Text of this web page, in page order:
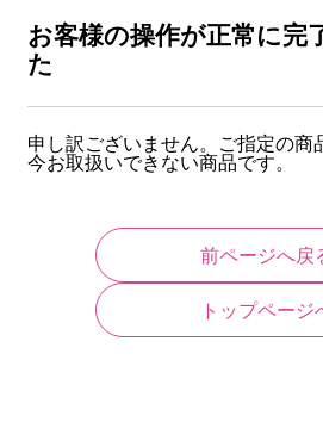
お客様の操作が正常に完
た
申し訳ございません。ご指定の商
今お取扱いできない商品です。
前ページへ戻
トップページ